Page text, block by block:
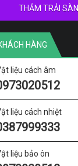
THẢM TRẢI SÀN
HÀNG
liệu cách âm
liệu cách nhiệt
liệu bảo ôn